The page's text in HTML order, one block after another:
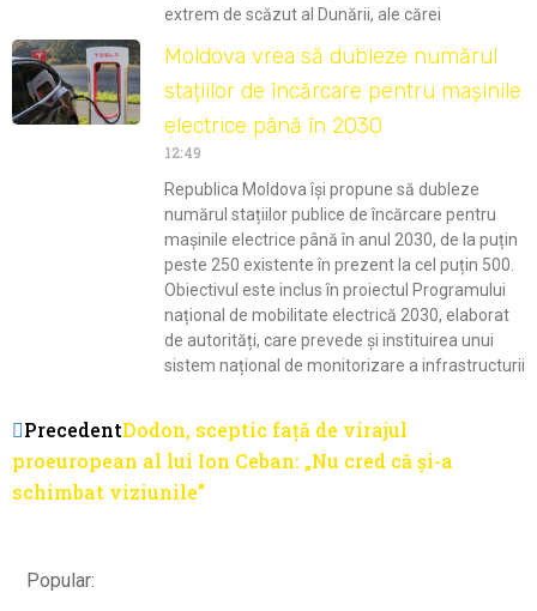
extrem de scăzut al Dunării, ale cărei
Moldova vrea să dubleze numărul
stațiilor de încărcare pentru mașinile
electrice până în 2030
12:49
Republica Moldova își propune să dubleze
numărul stațiilor publice de încărcare pentru
mașinile electrice până în anul 2030, de la puțin
peste 250 existente în prezent la cel puțin 500.
Obiectivul este inclus în proiectul Programului
național de mobilitate electrică 2030, elaborat
de autorități, care prevede și instituirea unui
sistem național de monitorizare a infrastructurii
PrecedentDodon, sceptic față de virajul
proeuropean al lui Ion Ceban: „Nu cred că și-a
schimbat viziunile”
Popular: